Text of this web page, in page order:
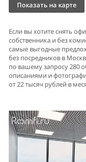
Показать на карте
Если вы хотите снять
собственника и без
самые выгодные
без посредников в
по вашему запросу 280
описаниями и
от 22 тысяч рублей в